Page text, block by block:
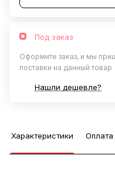
Под заказ
Оформите заказ, и мы
поставки на данный товар
Нашли дешевле?
Характеристики Оплата